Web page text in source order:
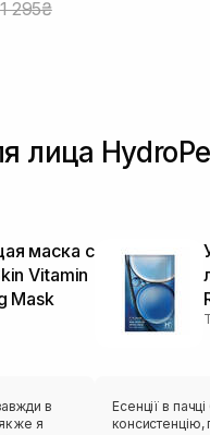
1 295₴
лица
маска с
Vitamin
Mask
в
же я
Есенції в
консистенцію,